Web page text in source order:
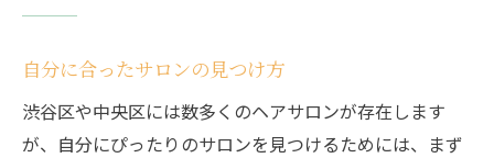
自分に合ったサロンの見つけ方
渋谷区や中央区には数多くのヘアサロンが存在します
が、自分にぴったりのサロンを見つけるためには、まず